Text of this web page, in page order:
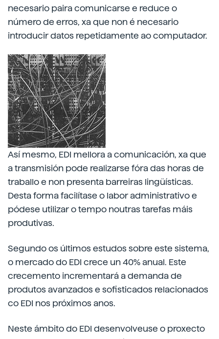
necesario paira comunicarse e reduce o
número de erros, xa que non é necesario
introducir datos repetidamente ao computador.
Así mesmo, EDI mellora a comunicación, xa que
a transmisión pode realizarse fóra das horas de
traballo e non presenta barreiras lingüísticas.
Desta forma facilítase o labor administrativo e
pódese utilizar o tempo noutras tarefas máis
produtivas.
Segundo os últimos estudos sobre este sistema,
o mercado do EDI crece un 40% anual. Este
crecemento incrementará a demanda de
produtos avanzados e sofisticados relacionados
co EDI nos próximos anos.
Neste ámbito do EDI desenvolveuse o proxecto